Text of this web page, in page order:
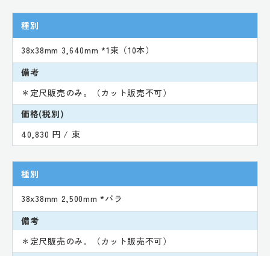
種別
38x38mm 3,640mm *1束（10本）
備考
＊定尺販売のみ。（カット販売不可）
価格(税別)
40,830 円 / 束
種別
38x38mm 2,500mm *バラ
備考
＊定尺販売のみ。（カット販売不可）